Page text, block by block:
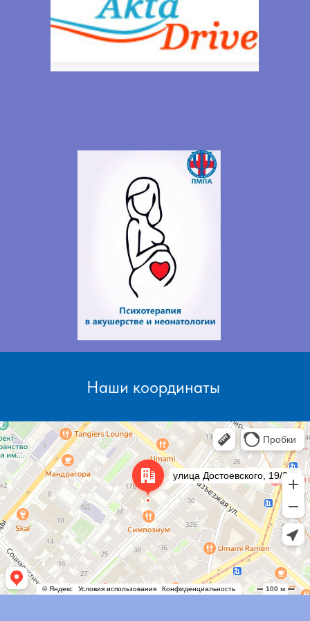
Наши координаты
Санкт‑Петербург
Улица Достоевского, 19/21Б — Яндекс Карты